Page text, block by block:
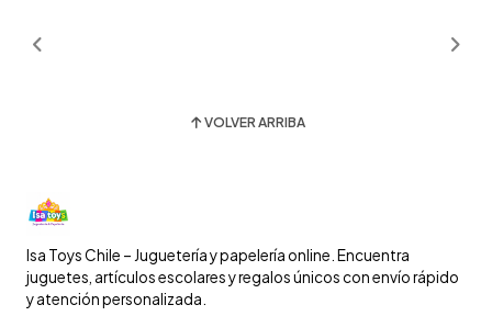
VOLVER ARRIBA
Isa Toys Chile – Juguetería y papelería online. Encuentra
juguetes, artículos escolares y regalos únicos con envío rápido
y atención personalizada.